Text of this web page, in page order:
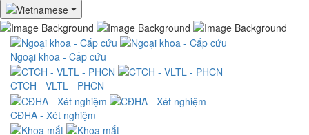
Ngoại khoa - Cấp cứu
CTCH - VLTL - PHCN
CĐHA - Xét nghiệm